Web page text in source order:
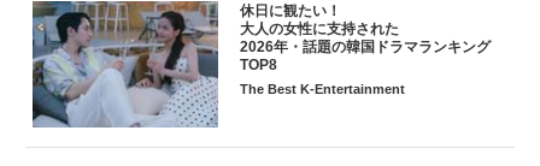
休日に観たい！
大人の女性に支持された
2026年・話題の韓国ドラマランキング
TOP8
The Best K-Entertainment